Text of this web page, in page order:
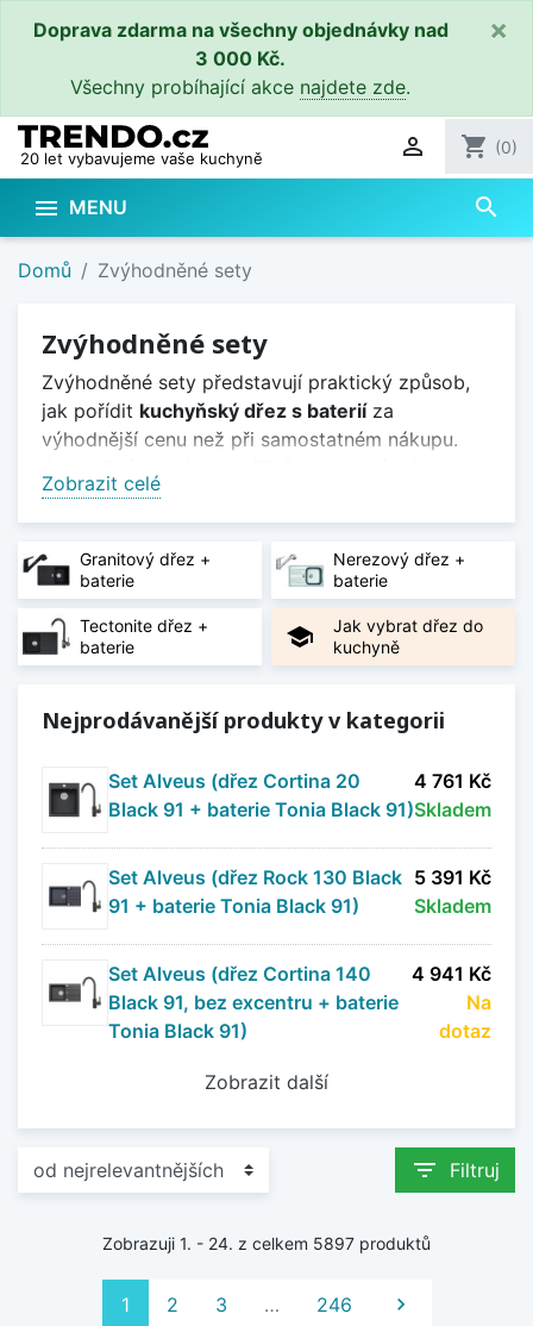
Doprava zdarma na všechny objednávky nad
3 000 Kč.
Všechny probíhající akce najdete zde.
×
20 let vybavujeme vaše kuchyně  shopping_cart (0)
 MENU search
Domů Zvýhodněné sety
Zvýhodněné sety
Zobrazit celé
Zvýhodněné sety představují praktický způsob,
jak pořídit kuchyňský dřez s bateriíza
výhodnější cenu než při samostatném nákupu.
dřez i baterie tvořily designově i funkčně
sladěnou kombinaci a usnadnily výběr vybavení
do nové i rekonstruované kuchyně.
V nabídce najdetegranitové dřezy,nerezové
dřezyitectonitové dřezy
doplněné o kvalitní
kuchyňské baterie v různých barevných i
jednodřezy, dvojdřezy, modely s odkapávačem i
prostoru v menších i větších kuchyních.
Pokud hledáte kompletní řešení bez složitého
kombinování jednotlivých komponentů, jsou
zvýhodněné sety ideální volbou. Díky široké
nabídce velikostí, materiálů a barev snadno
kuchyně i vašim požadavkům na každodenní
používání.
Zobrazit méně
Granitový dřez +
baterie
Nerezový dřez +
baterie
Tectonite dřez +
baterie
school
Jak vybrat dřez do
kuchyně
Nejprodávanější produkty v kategorii
Set Alveus (dřez Cortina 20
Black 91 + baterie Tonia Black 91)
4 761 Kč
Skladem
Set Alveus (dřez Rock 130 Black
91 + baterie Tonia Black 91)
5 391 Kč
Skladem
Set Alveus (dřez Cortina 140
Black 91, bez excentru + baterie
Tonia Black 91)
4 941 Kč
Na
dotaz
Zobrazit další
filter_list Filtruj
Zobrazuji 1. - 24. z celkem 5897 produktů
1 2 3 … 246 Další
